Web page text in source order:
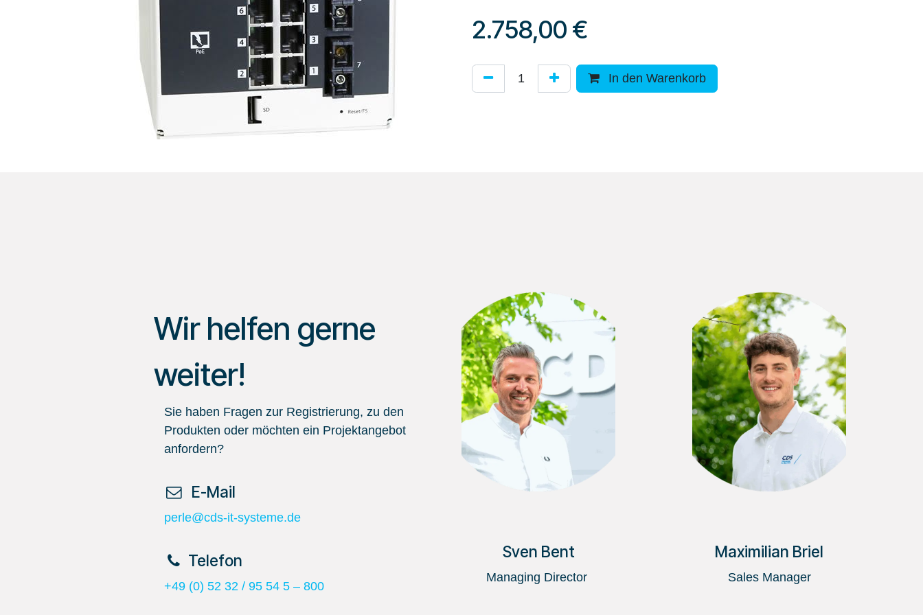
2.758,00 €
In den Warenkorb
Wir helfen gerne
weiter!
Sie haben Fragen zur Registrierung, zu den
Produkten oder möchten ein Projektangebot
anfordern?
​ E-Mail
perle@cds-it-systeme.de
​Telefon
+49 (0) 52 32 / 95 54 5 – 800
Sven Bent
Managing Director
Maximilian Briel
Sales Manager